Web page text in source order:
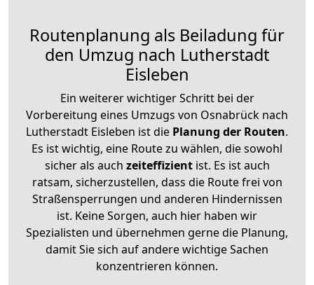
Routenplanung als Beiladung für
den Umzug nach Lutherstadt
Eisleben
Ein weiterer wichtiger Schritt bei der
Vorbereitung eines Umzugs von Osnabrück nach
Lutherstadt Eisleben ist die Planung der Routen.
Es ist wichtig, eine Route zu wählen, die sowohl
sicher als auch zeiteffizientist. Es ist auch
ratsam, sicherzustellen, dass die Route frei von
Straßensperrungen und anderen Hindernissen
ist. Keine Sorgen, auch hier haben wir
Spezialisten und übernehmen gerne die Planung,
damit Sie sich auf andere wichtige Sachen
konzentrieren können.